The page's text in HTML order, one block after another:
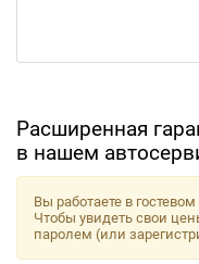
Расширенная
в нашем
Вы работаете в
Чтобы увидеть свои
паролем (или